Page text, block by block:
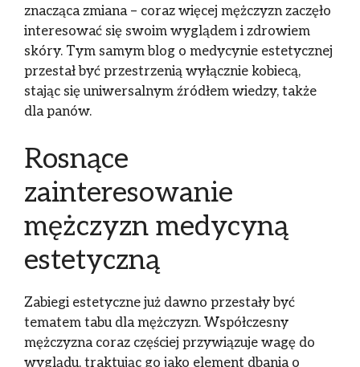
znacząca zmiana – coraz więcej mężczyzn zaczęło
interesować się swoim wyglądem i zdrowiem
skóry. Tym samym blog o medycynie estetycznej
przestał być przestrzenią wyłącznie kobiecą,
stając się uniwersalnym źródłem wiedzy, także
dla panów.
Rosnące
zainteresowanie
mężczyzn medycyną
estetyczną
Zabiegi estetyczne już dawno przestały być
tematem tabu dla mężczyzn. Współczesny
mężczyzna coraz częściej przywiązuje wagę do
wyglądu, traktując go jako element dbania o